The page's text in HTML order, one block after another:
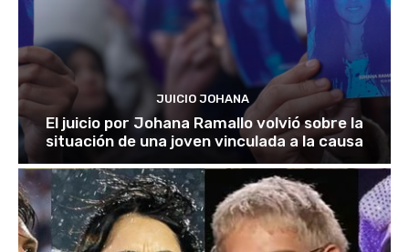
JUICIO JOHANA
El juicio por Johana Ramallo volvió sobre la
situación de una joven vinculada a la causa